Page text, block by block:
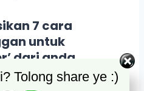
7 cara
untuk
dari anda.
Tolong share ye :)